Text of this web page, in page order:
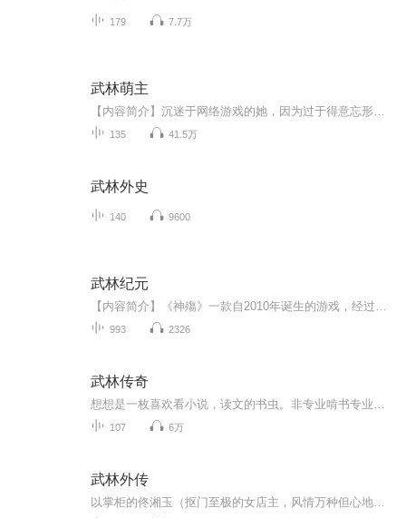
179 7.7万
武林萌主
135 41.5万
武林外史
140 9600
武林纪元
993 2326
武林传奇
107 6万
武林外传